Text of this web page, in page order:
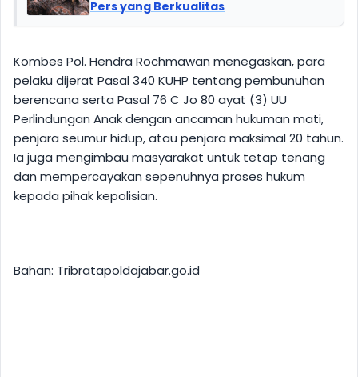
Pers yang Berkualitas
Kombes Pol. Hendra Rochmawan menegaskan, para
pelaku dijerat Pasal 340 KUHP tentang pembunuhan
berencana serta Pasal 76 C Jo 80 ayat (3) UU
Perlindungan Anak dengan ancaman hukuman mati,
penjara seumur hidup, atau penjara maksimal 20 tahun.
Ia juga mengimbau masyarakat untuk tetap tenang
dan mempercayakan sepenuhnya proses hukum
kepada pihak kepolisian.
Bahan: Tribratapoldajabar.go.id